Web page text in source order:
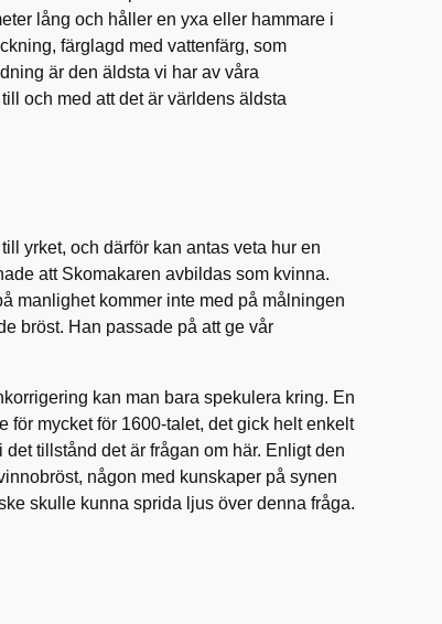
lång och håller en yxa eller hammare i
färglagd med vattenfärg, som
är den äldsta vi har av våra
och med att det är världens äldsta
yrket, och därför kan antas veta hur en
att Skomakaren avbildas som kvinna.
manlighet kommer inte med på målningen
bröst. Han passade på att ge vår
kan man bara spekulera kring. En
för mycket för 1600-talet, det gick helt enkelt
tillstånd det är frågan om här. Enligt den
någon med kunskaper på synen
skulle kunna sprida ljus över denna fråga.